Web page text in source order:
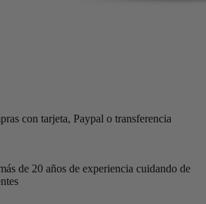
con tarjeta, Paypal o transferencia
de 20 años de experiencia cuidando de